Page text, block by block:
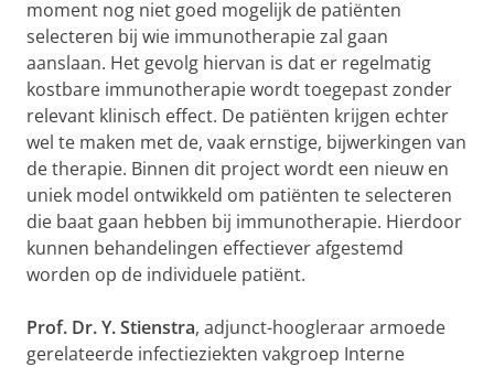
moment nog niet goed mogelijk de patiënten
selecteren bij wie immunotherapie zal gaan
aanslaan. Het gevolg hiervan is dat er regelmatig
kostbare immunotherapie wordt toegepast zonder
relevant klinisch effect. De patiënten krijgen echter
wel te maken met de, vaak ernstige, bijwerkingen van
de therapie. Binnen dit project wordt een nieuw en
uniek model ontwikkeld om patiënten te selecteren
die baat gaan hebben bij immunotherapie. Hierdoor
kunnen behandelingen effectiever afgestemd
worden op de individuele patiënt.
Prof. Dr. Y. Stienstra, adjunct-hoogleraar armoede
gerelateerde infectieziekten vakgroep Interne